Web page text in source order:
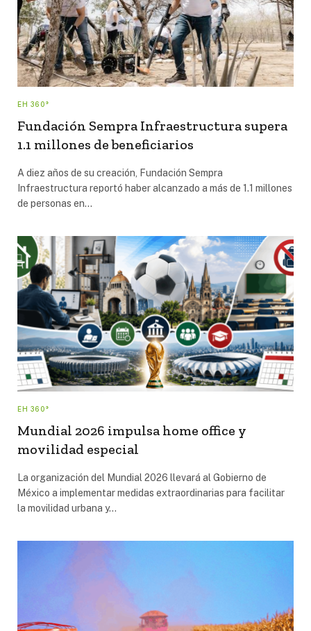
EH 360°
Fundación Sempra Infraestructura supera
1.1 millones de beneficiarios
A diez años de su creación, Fundación Sempra
Infraestructura reportó haber alcanzado a más de 1.1 millones
de personas en…
EH 360°
Mundial 2026 impulsa home office y
movilidad especial
La organización del Mundial 2026 llevará al Gobierno de
México a implementar medidas extraordinarias para facilitar
la movilidad urbana y…